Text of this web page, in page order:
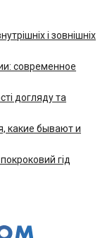
і зовнішніх
современное
догляду та
какие бывают и
гід